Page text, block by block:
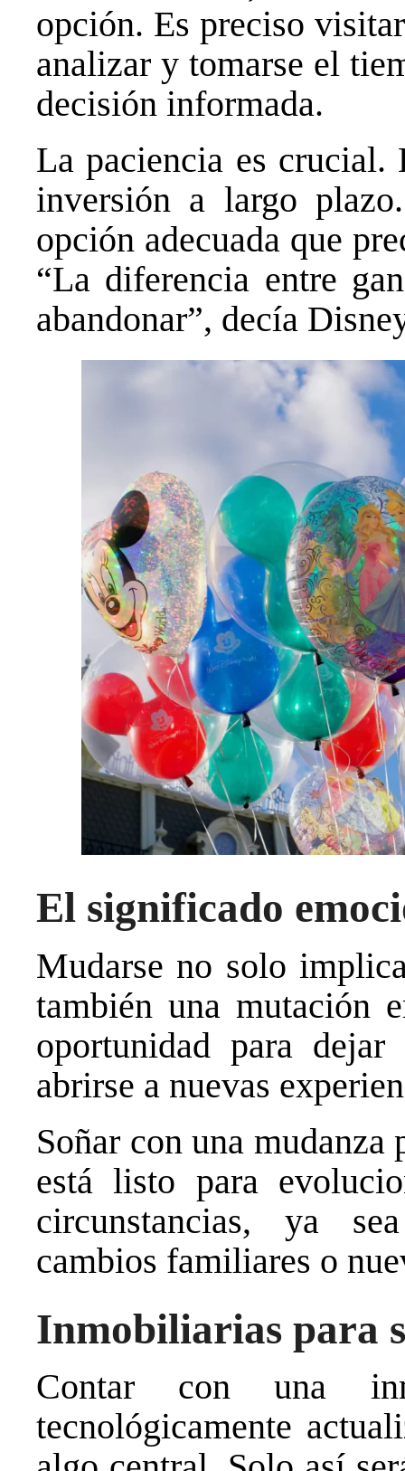
opción. Es preciso
analizar y tomarse el
decisión informada.
La paciencia es crucial.
inversión a largo
opción adecuada que
“La diferencia entre
abandonar”, decía
El significado
Mudarse no solo
también una mutación
oportunidad para
abrirse a nuevas
Soñar con una mudanza
está listo para
circunstancias, ya
cambios familiares o
Inmobiliarias para
Contar con una
tecnológicamente